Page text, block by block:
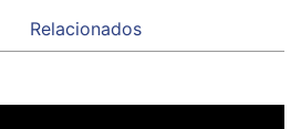
Relacionados